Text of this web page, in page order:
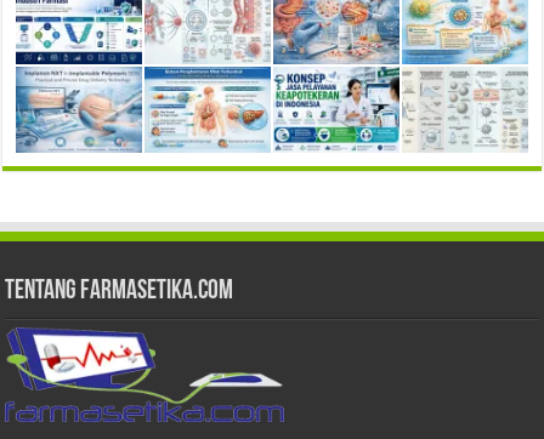
Tentang Farmasetika.com